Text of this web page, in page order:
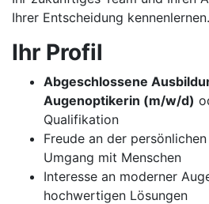
Ihrer Entscheidung kennenlernen.
Ihr Profil
Abgeschlossene
Augenoptikerin (m/w/d)
Qualifikation
Freude an der
Umgang mit Menschen
Interesse an moderner
hochwertigen Lösungen